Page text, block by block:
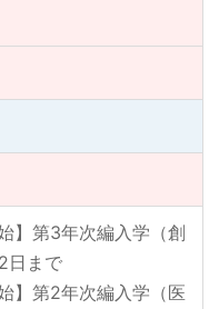
】第3年次編入学（創
日まで
】第2年次編入学（医